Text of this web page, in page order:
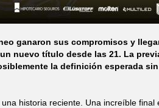
ganaron sus compromisos y
nuevo título desde las 21. La
la definición esperada
historia reciente. Una increíble